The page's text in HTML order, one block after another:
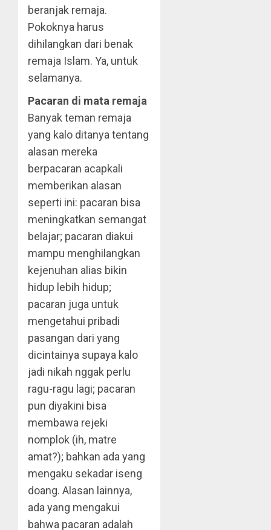
beranjak remaja.
Pokoknya harus
dihilangkan dari benak
remaja Islam. Ya, untuk
selamanya.
Pacaran di mata remaja
Banyak teman remaja
yang kalo ditanya tentang
alasan mereka
berpacaran acapkali
memberikan alasan
seperti ini: pacaran bisa
meningkatkan semangat
belajar; pacaran diakui
mampu menghilangkan
kejenuhan alias bikin
hidup lebih hidup;
pacaran juga untuk
mengetahui pribadi
pasangan dari yang
dicintainya supaya kalo
jadi nikah nggak perlu
ragu-ragu lagi; pacaran
pun diyakini bisa
membawa rejeki
nomplok (ih, matre
amat?); bahkan ada yang
mengaku sekadar iseng
doang. Alasan lainnya,
ada yang mengakui
bahwa pacaran adalah